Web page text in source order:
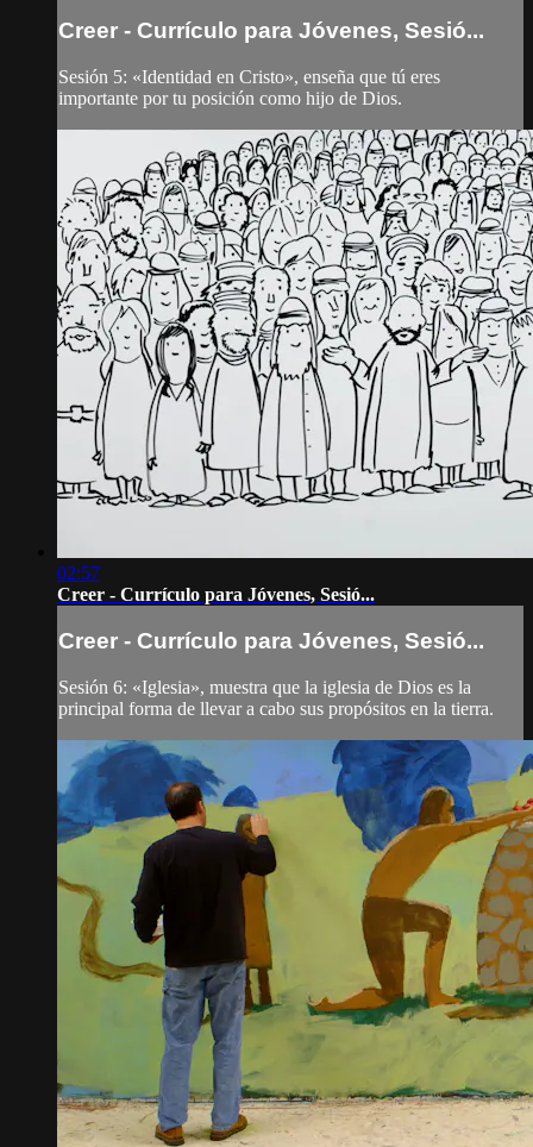
Creer - Currículo para Jóvenes, Sesió...
Sesión 5: «Identidad en Cristo», enseña que tú eres
importante por tu posición como hijo de Dios.
02:57
Creer - Currículo para Jóvenes, Sesió...
Creer - Currículo para Jóvenes, Sesió...
Sesión 6: «Iglesia», muestra que la iglesia de Dios es la
principal forma de llevar a cabo sus propósitos en la tierra.